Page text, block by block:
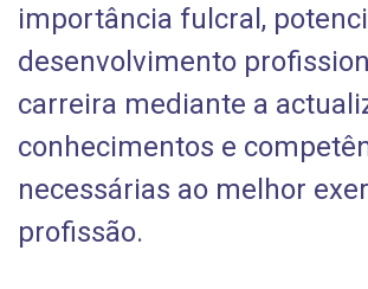
importância fulcral,
desenvolvimento
carreira mediante a
conhecimentos e
necessárias ao melhor
profissão.